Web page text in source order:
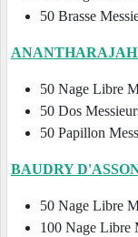
50 Brasse
ANANTHARAJAH
50 Nage Libre
50 Dos
50 Papillon
BAUDRY
50 Nage Libre
100 Nage Libre